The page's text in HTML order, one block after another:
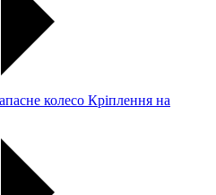
Кріплення на